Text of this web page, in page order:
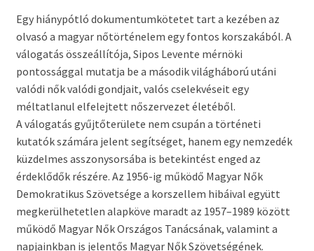
Egy hiánypótló dokumentumkötetet tart a kezében az
olvasó a magyar nőtörténelem egy fontos korszakából. A
válogatás összeállítója, Sipos Levente mérnöki
pontossággal mutatja be a második világháború utáni
valódi nők valódi gondjait, valós cselekvéseit egy
méltatlanul elfelejtett nőszervezet életéből.
A válogatás gyűjtőterülete nem csupán a történeti
kutatók számára jelent segítséget, hanem egy nemzedék
küzdelmes asszonysorsába is betekintést enged az
érdeklődők részére. Az 1956-ig működő Magyar Nők
Demokratikus Szövetsége a korszellem hibáival együtt
megkerülhetetlen alapköve maradt az 1957–1989 között
működő Magyar Nők Országos Tanácsának, valamint a
napjainkban is jelentős Magyar Nők Szövetségének.